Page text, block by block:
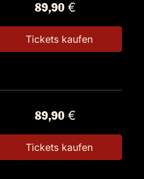
89,90 €
Tickets kaufen
89,90 €
Tickets kaufen